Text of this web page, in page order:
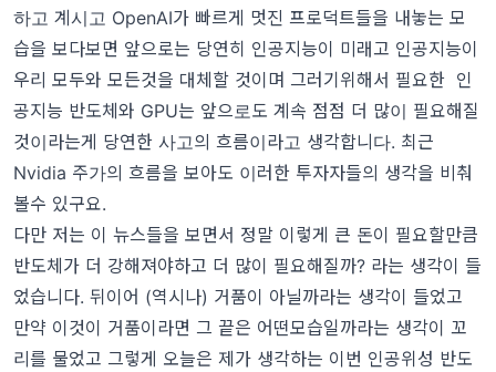
하고 계시고 OpenAI가 빠르게 멋진 프로덕트들을 내놓는 모
습을 보다보면 앞으로는 당연히 인공지능이 미래고 인공지능이
우리 모두와 모든것을 대체할 것이며 그러기위해서 필요한 인
공지능 반도체와 GPU는 앞으로도 계속 점점 더 많이 필요해질
것이라는게 당연한 사고의 흐름이라고 생각합니다. 최근
Nvidia 주가의 흐름을 보아도 이러한 투자자들의 생각을 비춰
볼수 있구요.
다만 저는 이 뉴스들을 보면서 정말 이렇게 큰 돈이 필요할만큼
반도체가 더 강해져야하고 더 많이 필요해질까? 라는 생각이 들
었습니다. 뒤이어 (역시나) 거품이 아닐까라는 생각이 들었고
만약 이것이 거품이라면 그 끝은 어떤모습일까라는 생각이 꼬
리를 물었고 그렇게 오늘은 제가 생각하는 이번 인공위성 반도